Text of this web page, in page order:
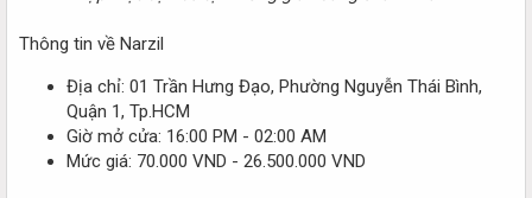
Thông tin về Narzil
Địa chỉ: 01 Trần Hưng Đạo, Phường Nguyễn Thái Bình,
Quận 1, Tp.HCM
Giờ mở cửa: 16:00 PM - 02:00 AM
Mức giá: 70.000 VND - 26.500.000 VND